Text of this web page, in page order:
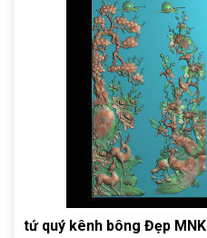
tứ quý kênh bông Đẹp MNK